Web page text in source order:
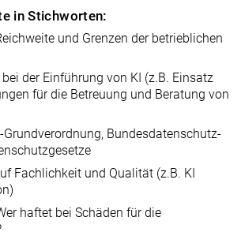
in Stichworten:
und Grenzen der betrieblichen
der Einführung von KI (z.B. Einsatz
für die Betreuung und Beratung von
Grundverordnung, Bundesdatenschutz-
Fachlichkeit und Qualität (z.B. KI
haftet bei Schäden für die